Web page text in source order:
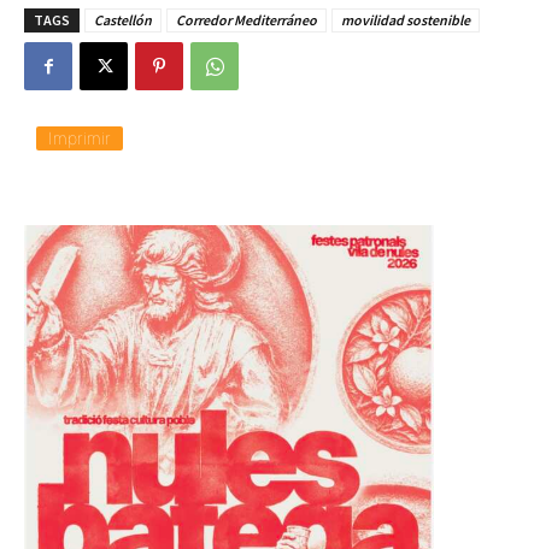
TAGS Castellón Corredor Mediterráneo movilidad sostenible
Imprimir